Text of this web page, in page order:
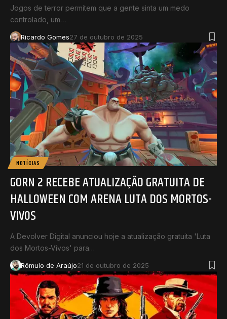
Jogos de terror permitem que a gente sinta um medo
controlado, um…
Ricardo Gomes27 de outubro de 2025
NOTÍCIAS
GORN 2 RECEBE ATUALIZAÇÃO GRATUITA DE
HALLOWEEN COM ARENA LUTA DOS MORTOS-
VIVOS
A Devolver Digital anunciou hoje a atualização gratuita 'Luta
dos Mortos-Vivos' para…
Rômulo de Araújo21 de outubro de 2025